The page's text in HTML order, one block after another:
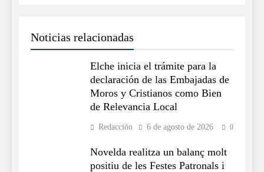
Noticias relacionadas
Elche inicia el trámite para la
declaración de las Embajadas de
Moros y Cristianos como Bien
de Relevancia Local
Redacción 6 de agosto de 2026 0
Novelda realitza un balanç molt
positiu de les Festes Patronals i